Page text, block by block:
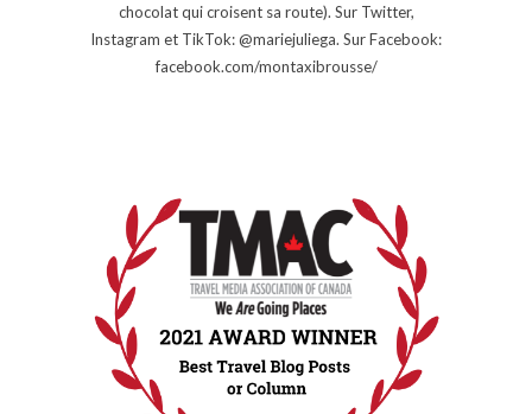
chocolat qui croisent sa route). Sur Twitter,
Instagram et TikTok: @mariejuliega. Sur Facebook:
facebook.com/montaxibrousse/